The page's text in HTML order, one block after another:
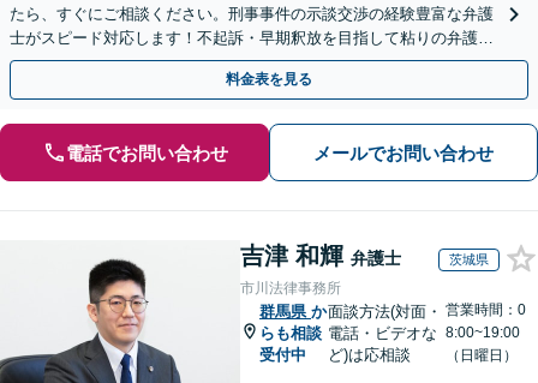
たら、すぐにご相談ください。刑事事件の示談交渉の経験豊富な弁護
士がスピード対応します！不起訴・早期釈放を目指して粘りの弁護活
動を行います。
料金表を見る
電話でお問い合わせ メールでお問い合わせ
吉津 和輝 弁護士 茨城県
市川法律事務所
群馬県 か
らも相談
受付中
面談方法(対面・
電話・ビデオな
ど)は応相談
営業時間：0
8:00~19:00
（日曜日）